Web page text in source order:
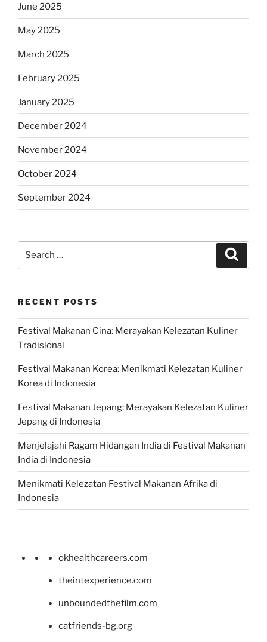
June 2025
May 2025
March 2025
February 2025
January 2025
December 2024
November 2024
October 2024
September 2024
RECENT POSTS
Festival Makanan Cina: Merayakan Kelezatan Kuliner
Tradisional
Festival Makanan Korea: Menikmati Kelezatan Kuliner
Korea di Indonesia
Festival Makanan Jepang: Merayakan Kelezatan Kuliner
Jepang di Indonesia
Menjelajahi Ragam Hidangan India di Festival Makanan
India di Indonesia
Menikmati Kelezatan Festival Makanan Afrika di
Indonesia
okhealthcareers.com
theintexperience.com
unboundedthefilm.com
catfriends-bg.org